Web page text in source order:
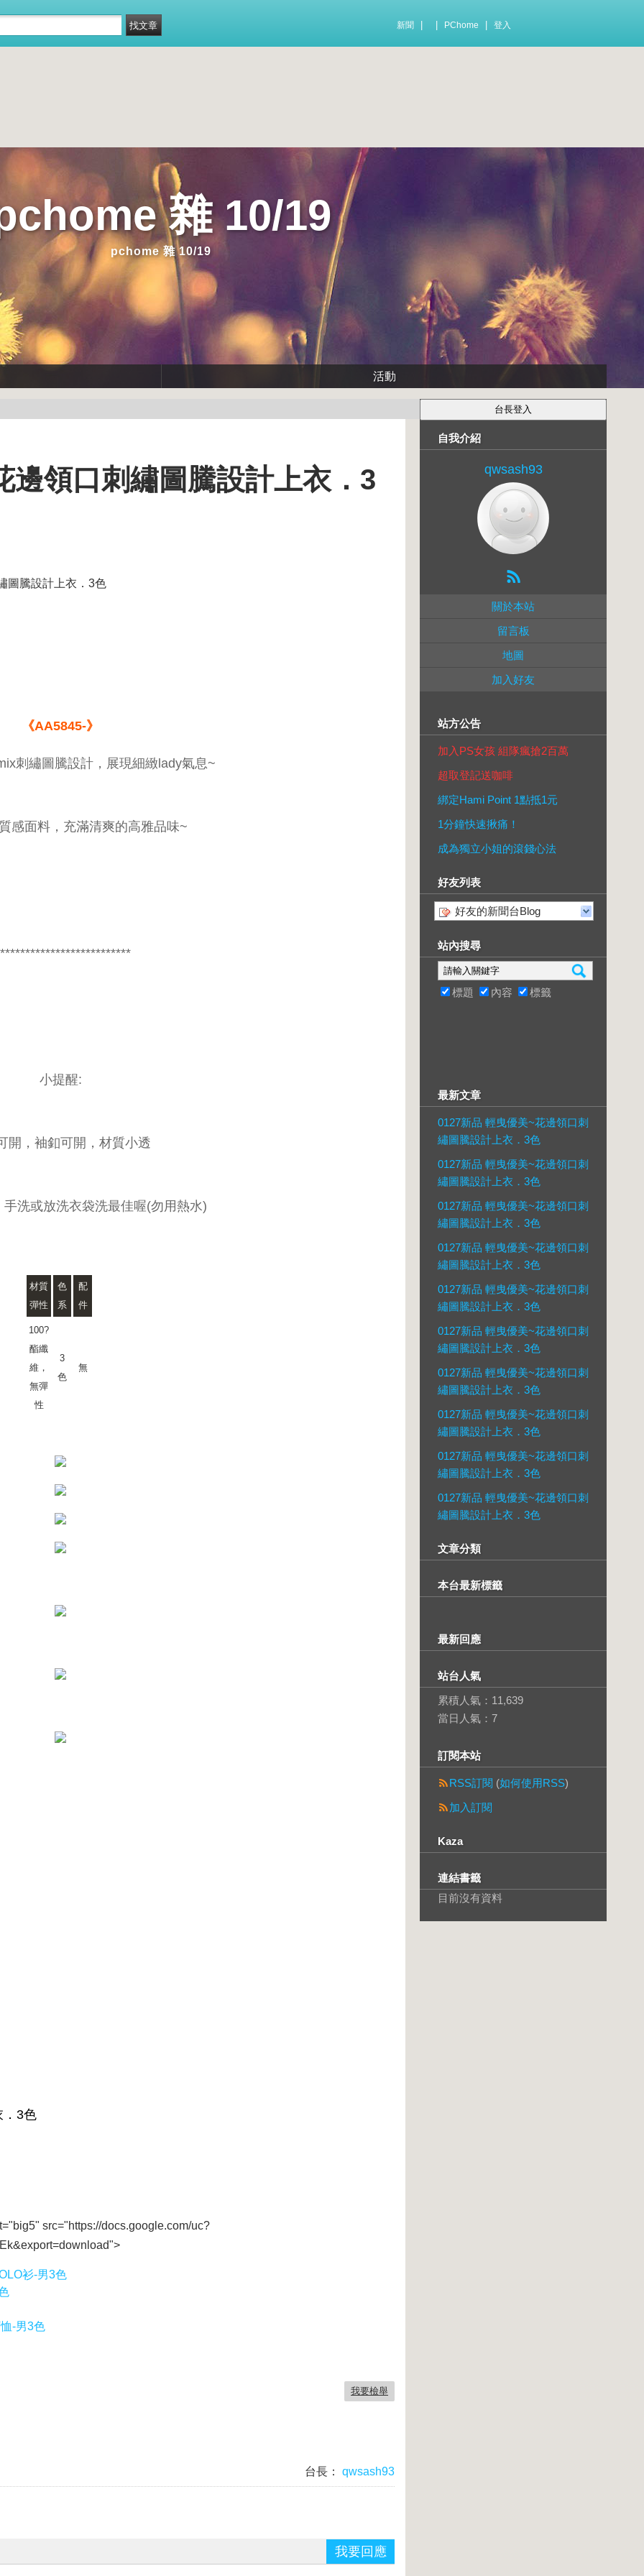
新聞 PChome 登入
雜 10/19
pchome 雜 10/19
活動
邊領口刺繡圖騰設計上衣．3
圖騰設計上衣．3色
《AA5845-》
刺繡圖騰設計，展現細緻lady氣息~
感面料，充滿清爽的高雅品味~
小提醒:
開，袖釦可開，材質小透
洗或放洗衣袋洗最佳喔(勿用熱水)
材質
彈性
色
系
配
件
100?
酯纖
維，
無彈
性
3
色
無
src="https://docs.google.com/uc?
衫-男3色
-男3色
我要檢舉
台長：
qwsash93
我要回應
自我介紹
qwsash93
關於本站
留言板
地圖
加入好友
站方公告
加入PS女孩 組隊瘋搶2百萬
超取登記送咖啡
綁定Hami Point 1點抵1元
1分鐘快速揪痛！
成為獨立小姐的滾錢心法
好友列表
好友的新聞台Blog
站內搜尋
標題 內容 標籤
最新文章
0127新品 輕曳優美~花邊領口刺
繡圖騰設計上衣．3色
0127新品 輕曳優美~花邊領口刺
繡圖騰設計上衣．3色
0127新品 輕曳優美~花邊領口刺
繡圖騰設計上衣．3色
0127新品 輕曳優美~花邊領口刺
繡圖騰設計上衣．3色
0127新品 輕曳優美~花邊領口刺
繡圖騰設計上衣．3色
0127新品 輕曳優美~花邊領口刺
繡圖騰設計上衣．3色
0127新品 輕曳優美~花邊領口刺
繡圖騰設計上衣．3色
0127新品 輕曳優美~花邊領口刺
繡圖騰設計上衣．3色
0127新品 輕曳優美~花邊領口刺
繡圖騰設計上衣．3色
0127新品 輕曳優美~花邊領口刺
繡圖騰設計上衣．3色
文章分類
本台最新標籤
最新回應
站台人氣
累積人氣： 11,639
當日人氣： 7
訂閱本站
RSS訂閱 (如何使用RSS)
加入訂閱
Kaza
連結書籤
目前沒有資料